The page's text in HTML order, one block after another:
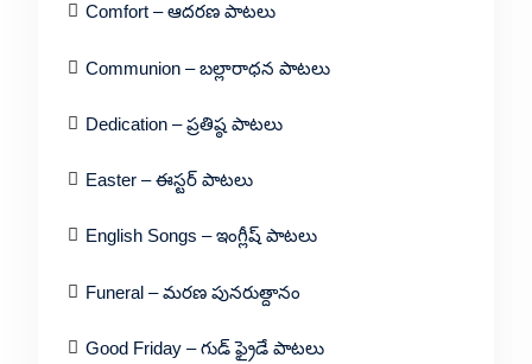
Comfort – ఆదరణ పాటలు
Communion – బల్లారాధన పాటలు
Dedication – ప్రతిష్ఠ పాటలు
Easter – ఈస్టర్ పాటలు
English Songs – ఇంగ్లీష్ పాటలు
Funeral – మరణ పునరుత్దానం
Good Friday – గుడ్ ఫ్రైడే పాటలు